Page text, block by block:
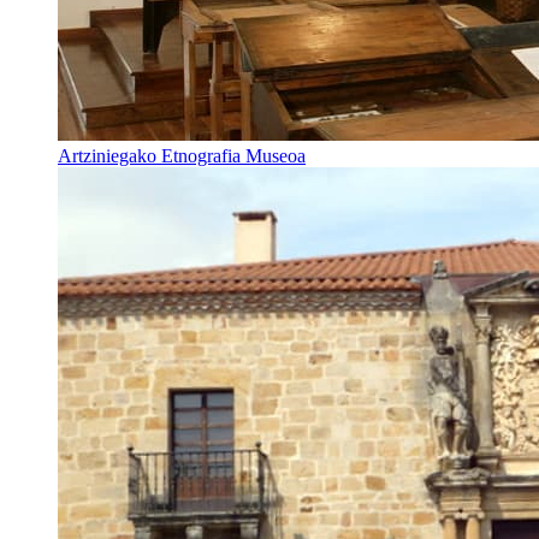
Artziniegako Etnografia Museoa